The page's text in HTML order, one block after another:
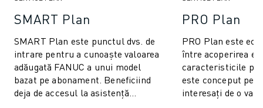
SOLUȚII PENTRU INDUSTRII
WORLDSKILLS ȘI TINERELE TALENTE
EVENIMENTE EDUCAȚIONALE
ȘTIRI ȘI MEDIA
ȘTIRI ȘI MEDIA
SMART Plan
SMART Plan este punctul dvs. de
intrare pentru a cunoaște valoarea
adăugată FANUC a unui model
bazat pe abonament. Beneficiind
deja de accesul la asistență
PRO Plan
PRO Plan este
între acoperirea
caracteristicile
este conceput
interesați de o